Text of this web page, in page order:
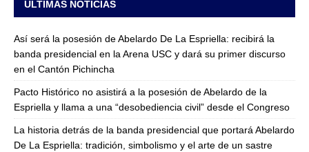
ULTIMAS NOTICIAS
Así será la posesión de Abelardo De La Espriella: recibirá la
banda presidencial en la Arena USC y dará su primer discurso
en el Cantón Pichincha
Pacto Histórico no asistirá a la posesión de Abelardo de la
Espriella y llama a una “desobediencia civil” desde el Congreso
La historia detrás de la banda presidencial que portará Abelardo
De La Espriella: tradición, simbolismo y el arte de un sastre